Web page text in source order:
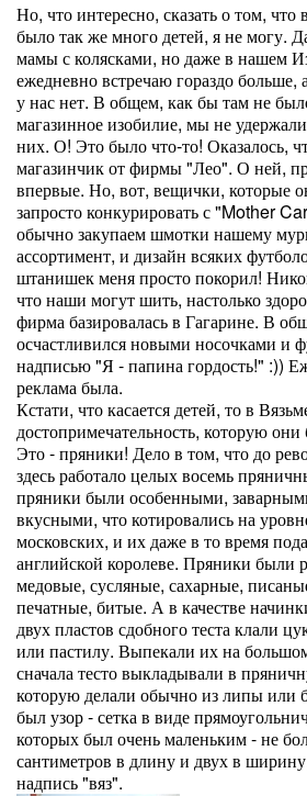
Но, что интересно, сказать о том, что
было так же много детей, я не могу.
мамы с колясками, но даже в нашем
ежедневно встречаю гораздо больше,
у нас нет. В общем, как бы там не
магазинное изобилие, мы не
них. О! Это было что-то! Оказалось,
магазинчик от фирмы "Лео". О ней,
впервые. Но, вот, вещички, которые
запросто конкурировать с "Mother
обычно закупаем шмотки нашему
ассортимент, и дизайн всяких
штанишек меня просто покорил!
что наши могут шить, настолько
фирма базировалась в Гагарине. В
осчастливился новыми носочками и
надписью "Я - папина гордость!" :))
реклама была.
Кстати, что касается детей, то в
достопримечательность, которую
Это - пряники! Дело в том, что до
здесь работало целых восемь
пряники были особенными,
вкусными, что котировались на
московских, и их даже в то время
английской королеве. Пряники были
медовые, сусляные, сахарные,
печатные, битые. А в качестве
двух пластов сдобного теста клали
или пастилу. Выпекали их на
сначала тесто выкладывали в
которую делали обычно из липы или
был узор - сетка в виде
которых был очень маленьким - не
сантиметров в длину и двух в
надпись "вяз".